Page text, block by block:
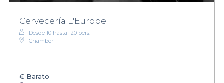
Cervecería L'Europe
Desde 10 hasta 120 pers.
Chamberí
€ Barato